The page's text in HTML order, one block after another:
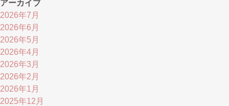
アーカイブ
2026年7月
2026年6月
2026年5月
2026年4月
2026年3月
2026年2月
2026年1月
2025年12月